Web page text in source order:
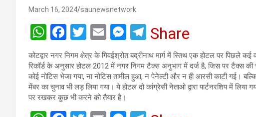
March 16, 2024 saunewsnetwork
W
h
at
s
A
p
F
a
ce
b
o
o
T
wi
tt
er
E
m
ail
M
es
se
n
g
er
T
el
e
gr
a
m
Share
कोटद्वार नगर निगम क्षेत्र के गिवईश्रोत बद्रीनाथ मार्ग में स्तिथ एक होटल पर पिछले कई
रिकॉर्ड के अनुसार होटल 2012 में नगर निगम टैक्स अनुभाग में दर्ज है, जिस पर टैक्स
कोई नोटिस भेजा गया, ना नोटिस तामील हुआ, न पेनेल्टी और न ही आरसी काटी गई।
मेंबर का चुनाव भी लड़ लिया गया। ये होटल दो कांग्रेसी नेताओ द्वारा पार्टनरशिप में
पर रखकर कुछ भी करने को तैयार है।